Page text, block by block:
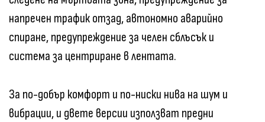
напречен трафик отзад, автономно аварийно
спиране, предупреждение за челен сблъсък и
система за центриране в лентата.
За по-добър комфорт и по-ниски нива на шум и
вибрации, и двете версии използват предни